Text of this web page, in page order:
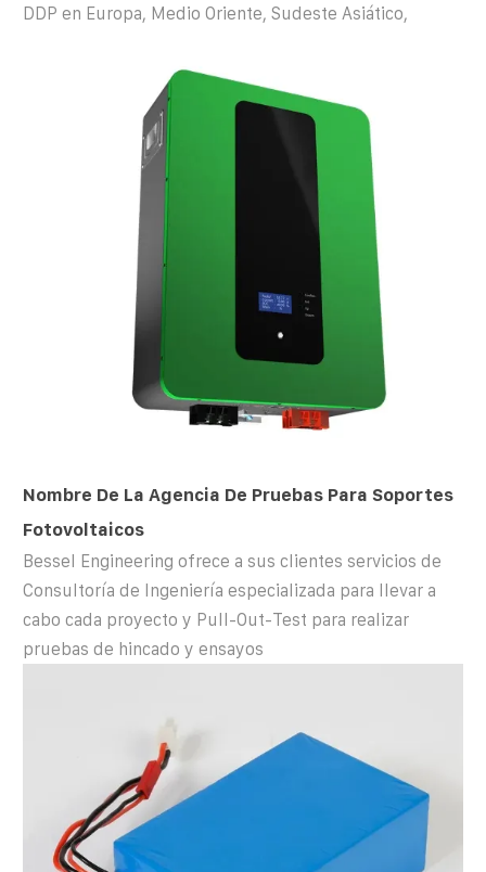
DDP en Europa, Medio Oriente, Sudeste Asiático,
Nombre De La Agencia De Pruebas Para Soportes
Fotovoltaicos
Bessel Engineering ofrece a sus clientes servicios de
Consultoría de Ingeniería especializada para llevar a
cabo cada proyecto y Pull-Out-Test para realizar
pruebas de hincado y ensayos